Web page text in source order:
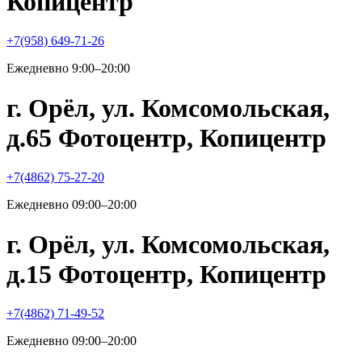
+7(958) 649-71-26
Ежедневно 9:00–20:00
г. Орёл, ул. Комсомольская,
д.65 Фотоцентр, Копицентр
+7(4862) 75-27-20
Ежедневно 09:00–20:00
г. Орёл, ул. Комсомольская,
д.15 Фотоцентр, Копицентр
+7(4862) 71-49-52
Ежедневно 09:00–20:00